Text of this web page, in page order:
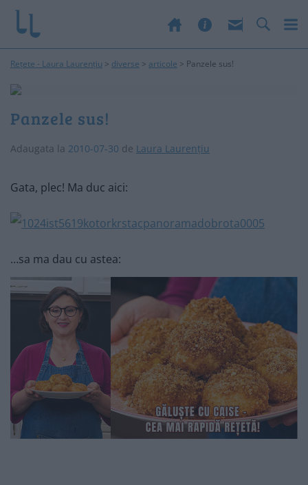
Rețete - Laura Laurențiu > diverse > articole > Panzele sus!
Panzele sus!
Adaugata la 2010-07-30 de Laura Laurențiu
Gata, plec! Ma duc aici:
…sa ma dau cu astea: